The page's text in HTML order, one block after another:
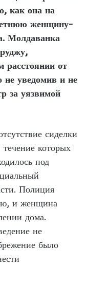
как она на
женщину-
Молдаванка
расстоянии от
уведомив и не
за уязвимой
сиделки
которых
под
Полиция
и женщина
дома.
не
было